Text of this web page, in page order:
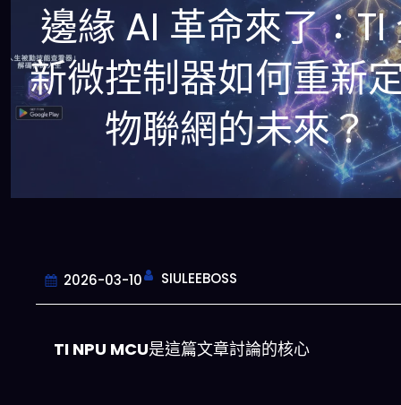
邊緣 AI 革命來了：TI
新微控制器如何重新
物聯網的未來？
2026-03-10 SIULEEBOSS
TI NPU MCU是這篇文章討論的核心